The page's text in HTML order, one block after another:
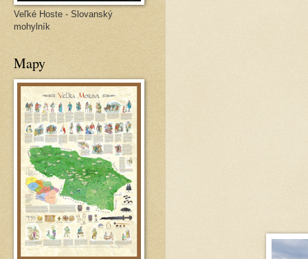
Veľké Hoste - Slovanský
mohylník
Mapy